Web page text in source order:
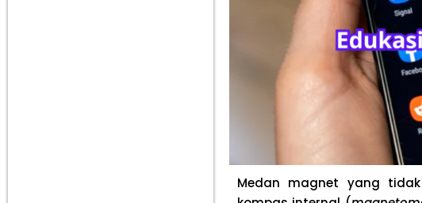
Medan magnet yang